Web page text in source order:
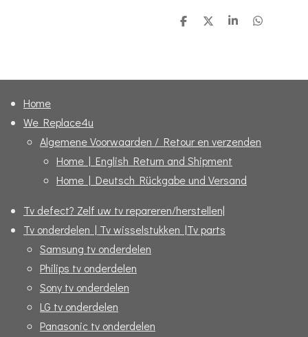
D
D
S
D
Home
We Replace4u
Algemene Voorwaarden / Retour en verzenden
Home | English Return and Shipment
Home | Deutsch Rückgabe und Versand
Tv defect? Zelf uw tv repareren/herstellen|
Tv onderdelen | Tv wisselstukken |Tv parts
Samsung tv onderdelen
Philips tv onderdelen
Sony tv onderdelen
LG tv onderdelen
Panasonic tv onderdelen